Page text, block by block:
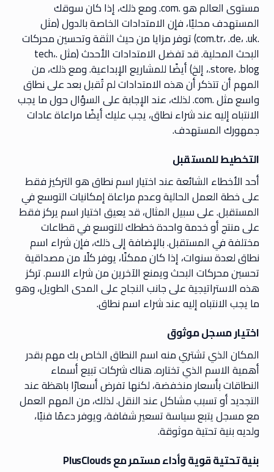
مستوى العالم هو .com. ومع ذلك، إذا كان سوقك
المستهدف محليًا، فإن الامتدادات الخاصة بالدول (مثل
.com.tr، .de، .uk) توفر مزايا من حيث الثقة وتحسين محركات
البحث المحلية. قد تفضل الامتدادات الأحدث (مثل .tech،
.store، .blog، إلخ) أيضًا للمشاريع الإبداعية. ومع ذلك، من
المهم أن تتذكر أن هذه الامتدادات لم تُقبل بعد على نطاق
واسع مثل .com. لذلك، عند الإجابة على السؤال حول ما يجب
الانتباه إليه عند شراء نطاق، يجب عليك أيضًا مراعاة عادات
جمهورك المستهدف.
التخطيط للمستقبل
أحد الأخطاء الشائعة عند اختيار اسم نطاق هو التركيز فقط
على خطة العمل الحالية وعدم مراعاة إمكانيات التوسع في
المستقبل. على سبيل المثال، قد يعيق اختيار اسم يركز فقط
على منتج أو خدمة واحدة خططك للتوسع في قطاعات
مختلفة في المستقبل. بالإضافة إلى ذلك، فإن شراء اسم
نطاق لعدة سنوات، إذا كان ممكنًا، يوفر كلًا من مصداقية
تحسين محركات البحث ويمنع الآخرين من شراء الاسم. تركز
هذه الاستراتيجية على جانب النجاح على المدى الطويل، وهو
ما يجب الانتباه إليه عند شراء اسم نطاق.
اختيار مسجل موثوق
المكان الذي تشتري منه اسم النطاق الخاص بك مهم بقدر
أهمية الاسم الذي تختاره. هناك شركات تبيع أسماء
النطاقات بأسعار منخفضة، لكنها تفرض أسعارًا باهظة عند
التجديد أو تسبب مشاكل عند النقل. لذلك، من المهم العمل
مع مسجل يتبع سياسة تسعير شفافة، ويوفر دعمًا فنيًا،
ولديه بنية تحتية موثوقة.
بنية تحتية قوية وأداء مستمر مع PlusClouds